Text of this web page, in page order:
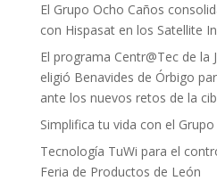
El Grupo Ocho Caños
con Hispasat en los Satellite
El programa Centr@Tec de la
eligió Benavides de Órbigo
ante los nuevos retos de la
Simplifica tu vida con el
Tecnología TuWi para el
Feria de Productos de León